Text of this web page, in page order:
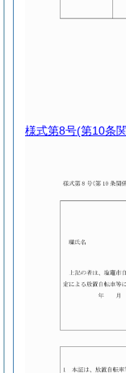
様式第8号(第10条